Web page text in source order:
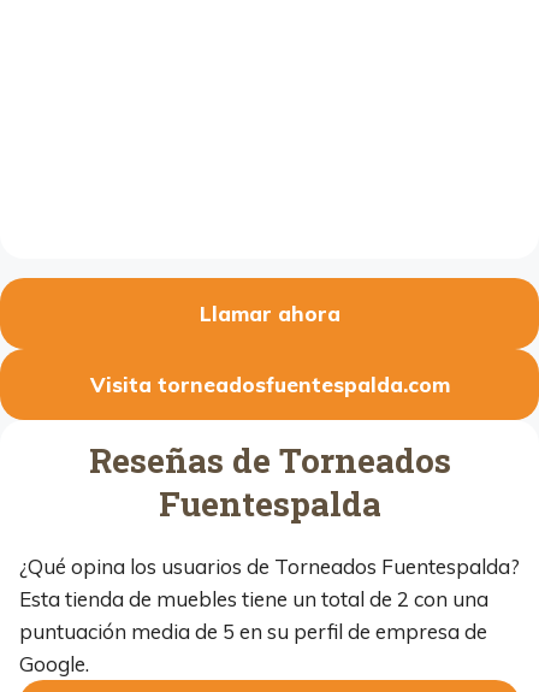
Llamar ahora
Visita torneadosfuentespalda.com
Reseñas de Torneados
Fuentespalda
¿Qué opina los usuarios de Torneados Fuentespalda?
Esta tienda de muebles tiene un total de 2 con una
puntuación media de 5 en su perfil de empresa de
Google.